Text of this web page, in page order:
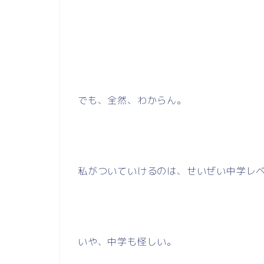
でも、全然、わからん。
私がついていけるのは、せいぜい中学レ
いや、中学も怪しい。